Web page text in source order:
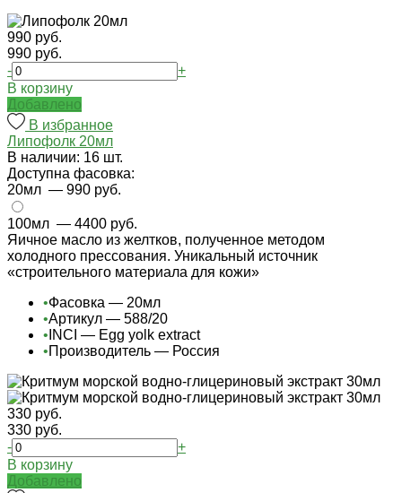
990 руб.
990 руб.
-
+
В корзину
Добавлено
В избранное
Липофолк 20мл
В наличии: 16 шт.
Доступна фасовка:
20мл — 990 руб.
100мл — 4400 руб.
Яичное масло из желтков, полученное методом
холодного прессования. Уникальный источник
«строительного материала для кожи»
•Фасовка — 20мл
•Артикул — 588/20
• INCI — Egg yolk extract
•Производитель — Россия
330 руб.
330 руб.
-
+
В корзину
Добавлено